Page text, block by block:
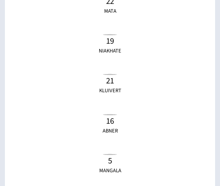
MATA
19
NIAKHATE
21
KLUIVERT
16
ABNER
5
MANGALA